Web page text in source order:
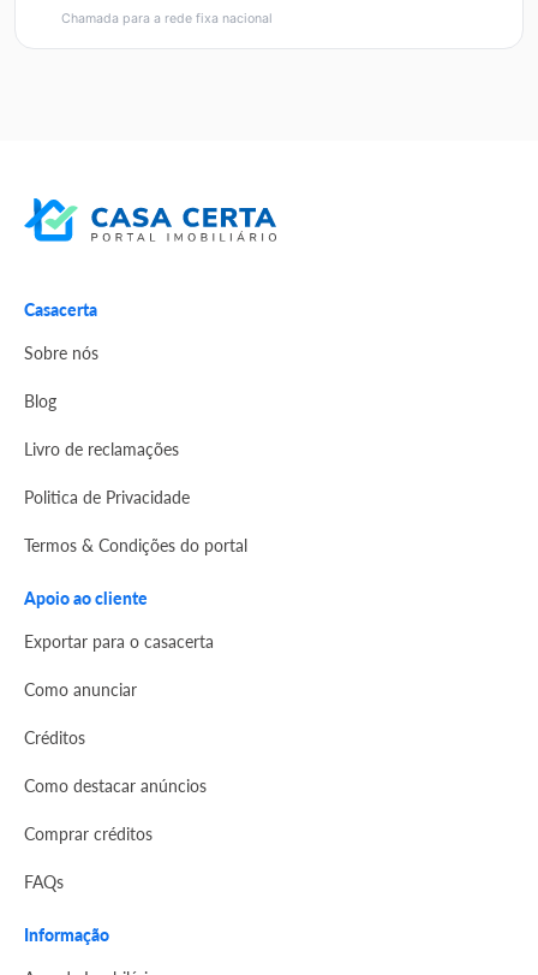
Chamada para a rede fixa nacional
Casacerta
Sobre nós
Blog
Livro de reclamações
Politica de Privacidade
Termos & Condições do portal
Apoio ao cliente
Exportar para o casacerta
Como anunciar
Créditos
Como destacar anúncios
Comprar créditos
FAQs
Informação